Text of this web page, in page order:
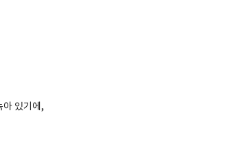
아 있기에,